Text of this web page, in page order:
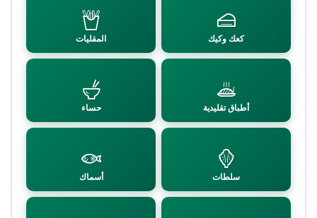
كعك وكيك المقليات
أطباق تقليدية حساء
سلطات أسماك